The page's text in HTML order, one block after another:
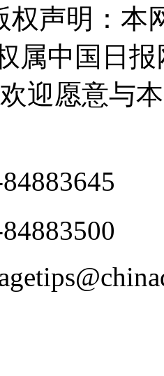
权声明：
属中国日
迎愿意与